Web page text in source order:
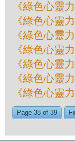
《綠色心靈
《綠色心靈
《綠色心靈
《綠色心靈
《綠色心靈
《綠色心靈
《綠色心靈
Page 38 of 39